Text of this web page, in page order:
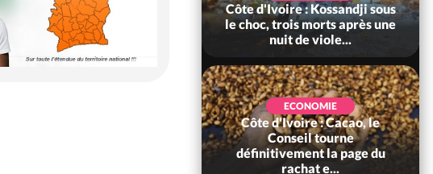
Côte d'Ivoire : Indépendance
2026, Yopougon coeur
battant de la célébration...
Côte d'Ivoire : Kossandji sous
le choc, trois morts après une
nuit de viole...
ECONOMIE
Côte d'Ivoire : Cacao, le
Conseil tourne
définitivement la page du
rachat e...